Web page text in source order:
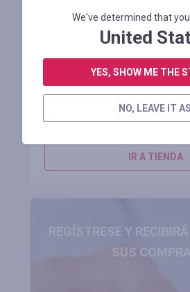
Precio promocional de
bicicleta eléctrica
V [UK
Restante 4
INICIE SESIÓN PARA VER EL
IR A TIENDA
REGÍSTRESE Y RECIBIRÁ
SUS
We've determined that
United
YES, SHOW ME THE
NO, LEAVE IT AS